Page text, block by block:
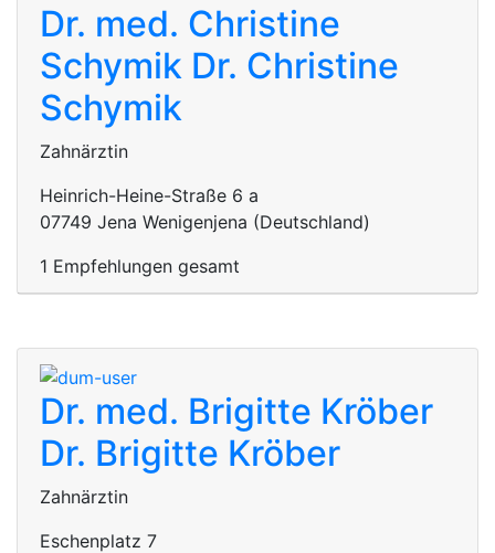
Dr. med. Christine
Schymik Dr. Christine
Schymik
Zahnärztin
Heinrich-Heine-Straße 6 a
07749 Jena Wenigenjena (Deutschland)
1 Empfehlungen gesamt
Dr. med. Brigitte Kröber
Dr. Brigitte Kröber
Zahnärztin
Eschenplatz 7